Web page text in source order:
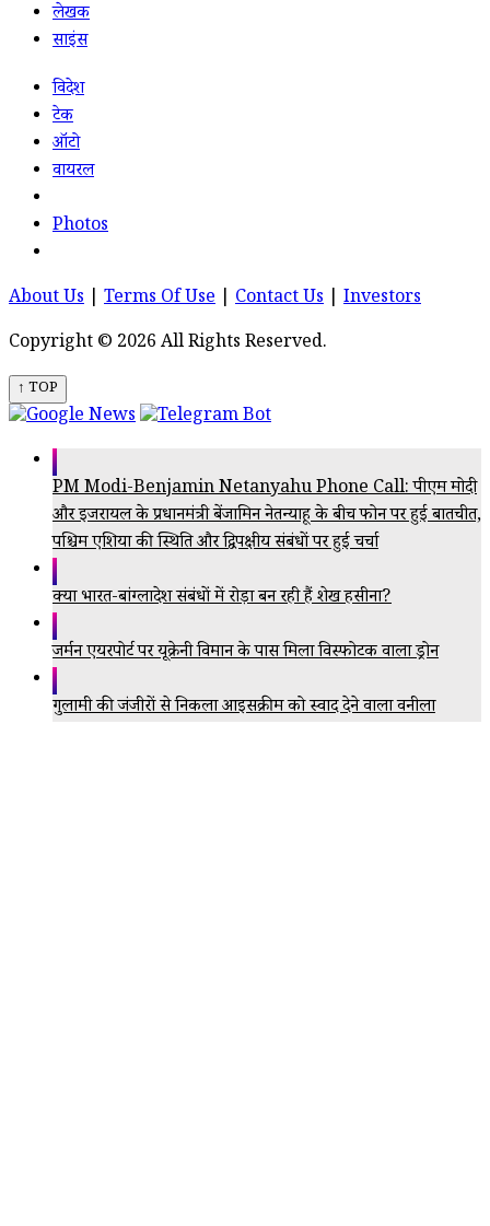
लेखक
साइंस
विदेश
टेक
ऑटो
वायरल
Photos
About Us Terms Of Use Contact Us
Investors
Copyright © 2026 All Rights Reserved.
↑ TOP
PM Modi-Benjamin Netanyahu Phone Call: पीएम मोदी
और इजरायल के प्रधानमंत्री बेंजामिन नेतन्याहू के बीच फोन पर हुई बातचीत,
पश्चिम एशिया की स्थिति और द्विपक्षीय संबंधों पर हुई चर्चा
क्या भारत-बांग्लादेश संबंधों में रोड़ा बन रही हैं शेख हसीना?
जर्मन एयरपोर्ट पर यूक्रेनी विमान के पास मिला विस्फोटक वाला ड्रोन
गुलामी की जंजीरों से निकला आइसक्रीम को स्वाद देने वाला वनीला